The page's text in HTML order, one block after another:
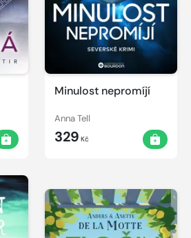
Minulost nepromíjí
Anna Tell
329 Kč